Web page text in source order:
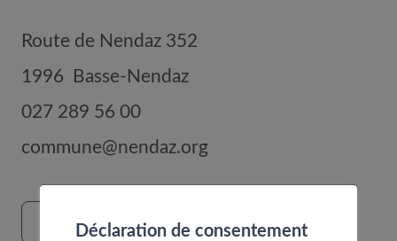
Route de Nendaz 352
1996
Basse-Nendaz
027 289 56 00
commune@nendaz.org
FORMULAIRE DE CONTACT
Déclaration de consentement